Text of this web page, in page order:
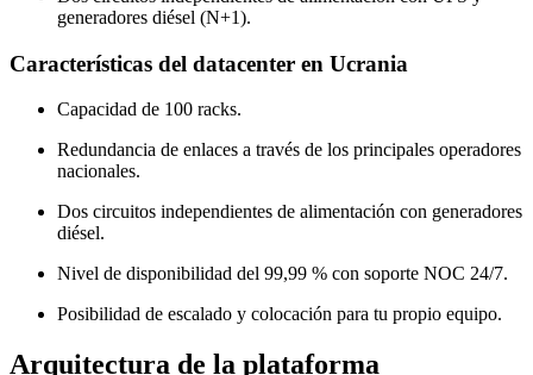
generadores diésel (N+1).
Características del datacenter en Ucrania
Capacidad de 100 racks.
Redundancia de enlaces a través de los principales operadores
nacionales.
Dos circuitos independientes de alimentación con generadores
diésel.
Nivel de disponibilidad del 99,99 % con soporte NOC 24/7.
Posibilidad de escalado y colocación para tu propio equipo.
Arquitectura de la plataforma